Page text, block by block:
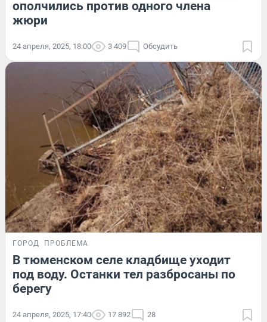
ополчились против одного члена
жюри
24 апреля, 2025, 18:00 3 409 Обсудить
ГОРОД ПРОБЛЕМА
В тюменском селе кладбище уходит
под воду. Останки тел разбросаны по
берегу
24 апреля, 2025, 17:40 17 892 28